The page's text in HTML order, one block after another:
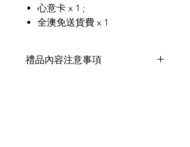
心意卡 x 1 ;
全澳免送貨費 x 1
禮品內容注意事項